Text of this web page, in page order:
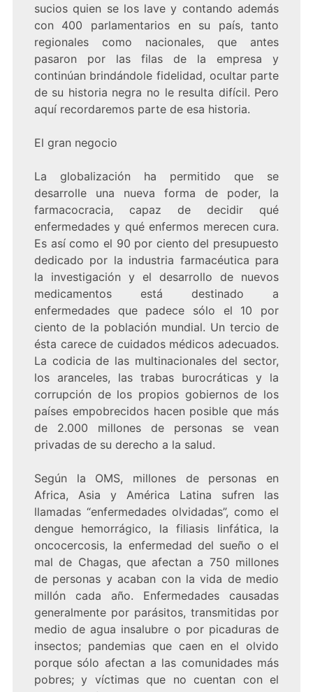
sucios quien se los lave y contando además
con 400 parlamentarios en su país, tanto
regionales como nacionales, que antes
pasaron por las filas de la empresa y
continúan brindándole fidelidad, ocultar parte
de su historia negra no le resulta difícil. Pero
aquí recordaremos parte de esa historia.
El gran negocio
La globalización ha permitido que se
desarrolle una nueva forma de poder, la
farmacocracia, capaz de decidir qué
enfermedades y qué enfermos merecen cura.
Es así como el 90 por ciento del presupuesto
dedicado por la industria farmacéutica para
la investigación y el desarrollo de nuevos
medicamentos está destinado a
enfermedades que padece sólo el 10 por
ciento de la población mundial. Un tercio de
ésta carece de cuidados médicos adecuados.
La codicia de las multinacionales del sector,
los aranceles, las trabas burocráticas y la
corrupción de los propios gobiernos de los
países empobrecidos hacen posible que más
de 2.000 millones de personas se vean
privadas de su derecho a la salud.
Según la OMS, millones de personas en
Africa, Asia y América Latina sufren las
llamadas “enfermedades olvidadas”, como el
dengue hemorrágico, la filiasis linfática, la
oncocercosis, la enfermedad del sueño o el
mal de Chagas, que afectan a 750 millones
de personas y acaban con la vida de medio
millón cada año. Enfermedades causadas
generalmente por parásitos, transmitidas por
medio de agua insalubre o por picaduras de
insectos; pandemias que caen en el olvido
porque sólo afectan a las comunidades más
pobres; y víctimas que no cuentan con el